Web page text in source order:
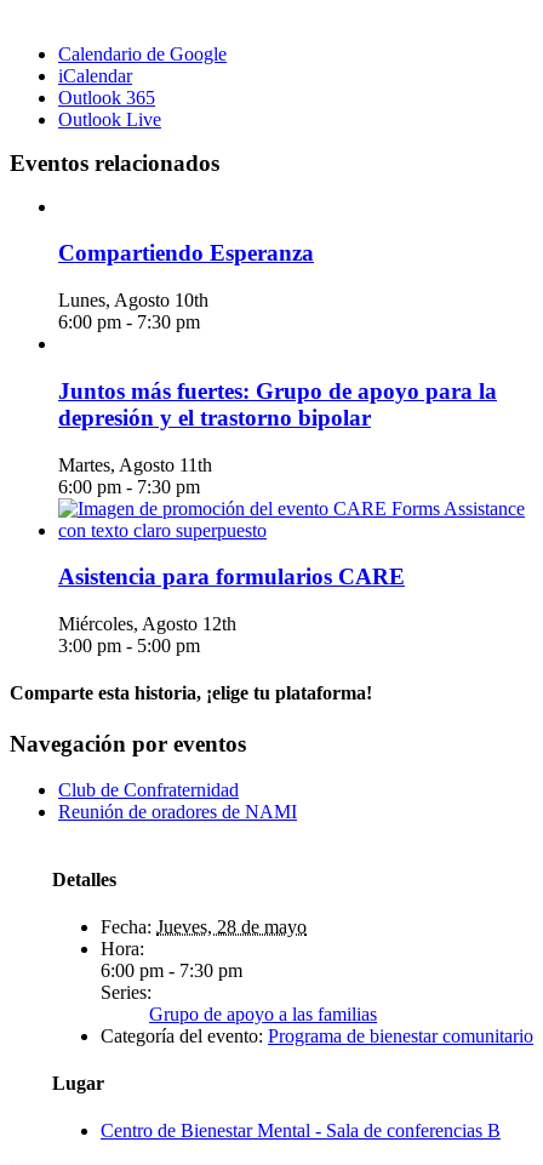
Calendario de Google
iCalendar
Outlook 365
Outlook Live
Eventos relacionados
Compartiendo Esperanza
Lunes, Agosto 10th
6:00 pm - 7:30 pm
Juntos más fuertes: Grupo de apoyo para la
depresión y el trastorno bipolar
Martes, Agosto 11th
6:00 pm - 7:30 pm
Asistencia para formularios CARE
Miércoles, Agosto 12th
3:00 pm - 5:00 pm
Comparte esta historia, ¡elige tu plataforma!
Facebook
X
Reddit
LinkedIn
WhatsApp
Telegrama
Tumblr
Pinterest
Vk
Xing
Correo
electrónico
Navegación por eventos
Club de Confraternidad
Reunión de oradores de NAMI
Detalles
Fecha: Jueves, 28 de mayo
Hora:
6:00 pm - 7:30 pm
Series:
Grupo de apoyo a las familias
Categoría del evento: Programa de bienestar comunitario
Lugar
Centro de Bienestar Mental - Sala de conferencias B